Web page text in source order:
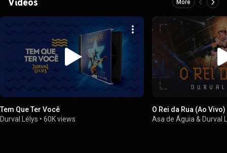
More
Tem Que Ter Você
Durval Lélys • 60K views
O Rei da Rua (Ao Vivo)
Asa de Águia & Durval